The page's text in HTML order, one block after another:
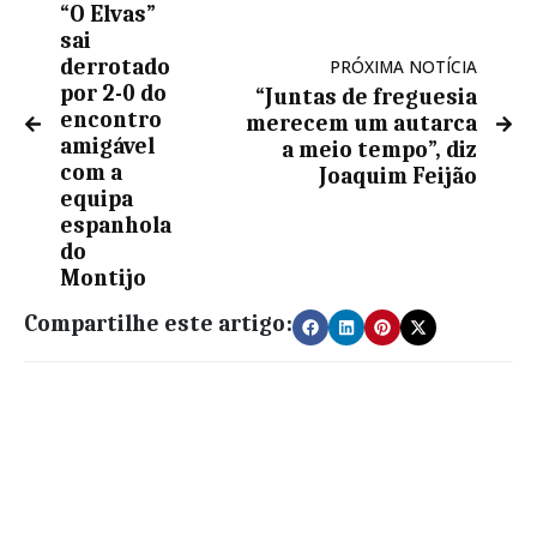
“O Elvas”
sai
derrotado
por 2-0 do
encontro
amigável
com a
equipa
espanhola
do
Montijo
PRÓXIMA NOTÍCIA
“Juntas de freguesia
merecem um autarca
a meio tempo”, diz
Joaquim Feijão
Compartilhe este artigo: